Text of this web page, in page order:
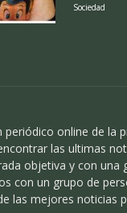
Sociedad
periódico online de la
las ultimas
objetiva y con una
con un grupo de
las mejores noticias